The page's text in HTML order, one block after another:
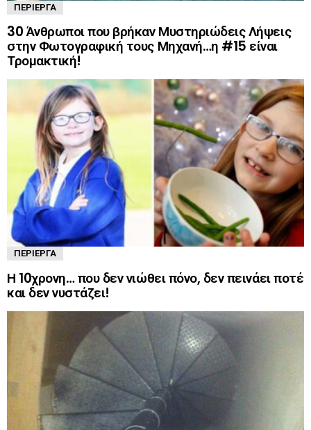
ΠΕΡΊΕΡΓΑ
30 Άνθρωποι που βρήκαν Μυστηριώδεις Λήψεις
στην Φωτογραφική τους Μηχανή…η #15 είναι
Τρομακτική!
ΠΕΡΊΕΡΓΑ
Η 10χρονη… που δεν νιώθει πόνο, δεν πεινάει ποτέ
και δεν νυστάζει!